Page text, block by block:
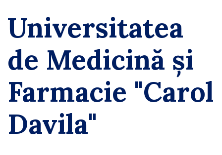
Universitatea
de Medicină și
Farmacie "Carol
Davila"